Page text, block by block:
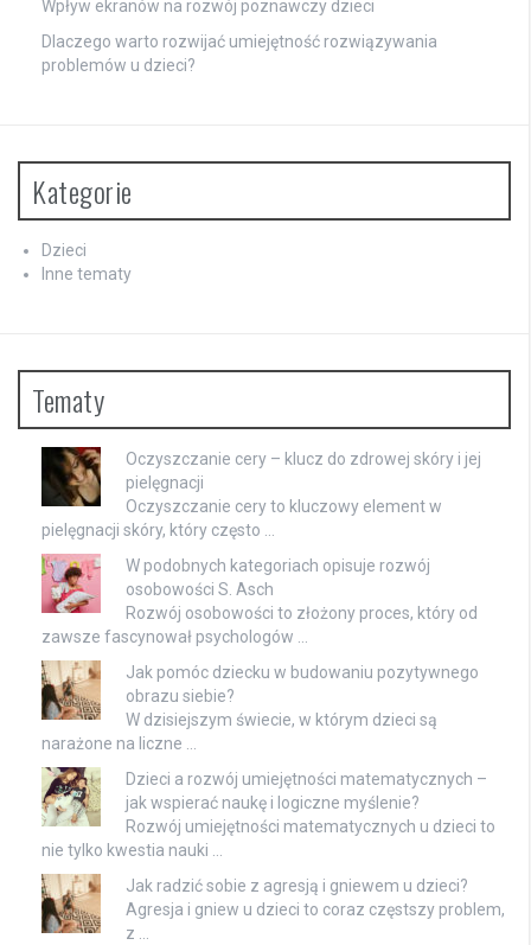
Wpływ ekranów na rozwój poznawczy dzieci
Dlaczego warto rozwijać umiejętność rozwiązywania
problemów u dzieci?
Kategorie
Dzieci
Inne tematy
Tematy
Oczyszczanie cery – klucz do zdrowej skóry i jej
pielęgnacji
Oczyszczanie cery to kluczowy element w
pielęgnacji skóry, który często …
W podobnych kategoriach opisuje rozwój
osobowości S. Asch
Rozwój osobowości to złożony proces, który od
zawsze fascynował psychologów …
Jak pomóc dziecku w budowaniu pozytywnego
obrazu siebie?
W dzisiejszym świecie, w którym dzieci są
narażone na liczne …
Dzieci a rozwój umiejętności matematycznych –
jak wspierać naukę i logiczne myślenie?
Rozwój umiejętności matematycznych u dzieci to
nie tylko kwestia nauki …
Jak radzić sobie z agresją i gniewem u dzieci?
Agresja i gniew u dzieci to coraz częstszy problem,
z …